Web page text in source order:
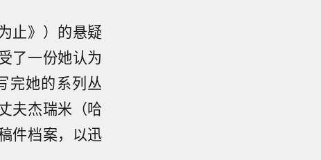
止》）的悬疑
了一份她认为
完她的系列丛
夫杰瑞米（哈
件档案，以迅